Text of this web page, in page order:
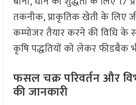
तकनीक, प्राकृतिक खेती के लिए
कम्पोजर तैयार करने की विधि के
कृषि पद्धतियों को लेकर फीडबैक
फसल चक्र परिवर्तन और
की जानकारी